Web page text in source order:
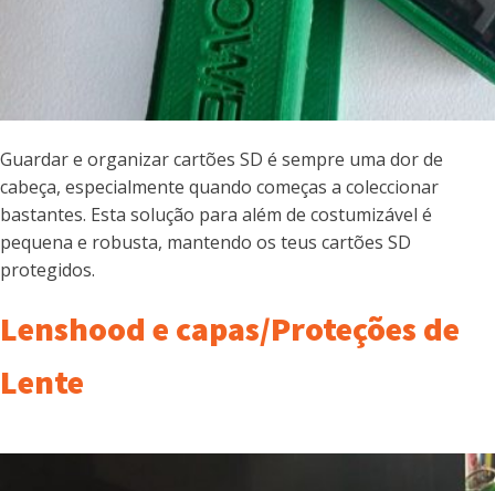
Guardar e organizar cartões SD é sempre uma dor de
cabeça, especialmente quando começas a coleccionar
bastantes. Esta solução para além de costumizável é
pequena e robusta, mantendo os teus cartões SD
protegidos.
Lenshood e capas/Proteções de
Lente